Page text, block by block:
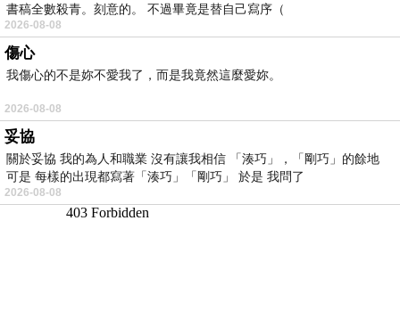
書稿全數殺青。刻意的。 不過畢竟是替自己寫序（
2026-08-08
傷心
我傷心的不是妳不愛我了，而是我竟然這麼愛妳。
2026-08-08
妥協
關於妥協 我的為人和職業 沒有讓我相信 「湊巧」，「剛巧」的餘地
可是 每樣的出現都寫著「湊巧」「剛巧」 於是 我問了
2026-08-08